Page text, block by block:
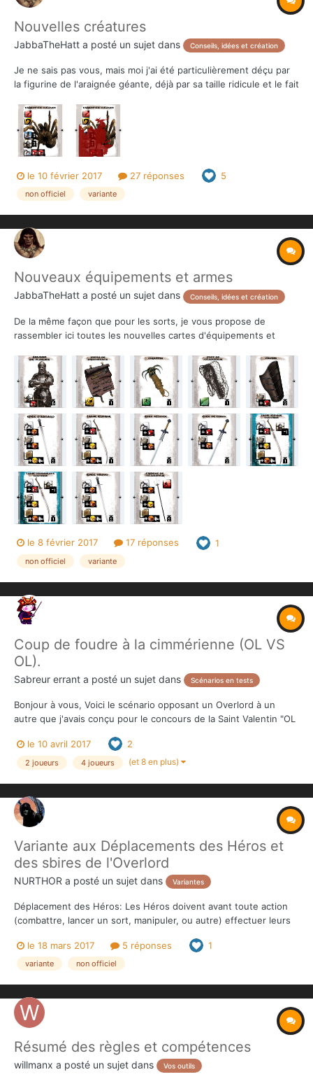
Nouvelles créatures
JabbaTheHatt a posté un sujet dans Conseils, idées et création
Je ne sais pas vous, mais moi j'ai été particulièrement déçu par
la figurine de l'araignée géante, déjà par sa taille ridicule et le fait
3D montré pendant la campagne. Je sais que dans la nouvelle,
elle fait la taille d'un gros...
le 10 février 2017 27 réponses 5
non officiel variante
Nouveaux équipements et armes
JabbaTheHatt a posté un sujet dans Conseils, idées et création
De la même façon que pour les sorts, je vous propose de
rassembler ici toutes les nouvelles cartes d'équipements et
le 8 février 2017 17 réponses 1
non officiel variante
Coup de foudre à la cimmérienne (OL VS
OL).
Sabreur errant a posté un sujet dans Scénarios en tests
Bonjour à vous, Voici le scénario opposant un Overlord à un
autre que j'avais conçu pour le concours de la Saint Valentin "OL
est basé sur la nouvelle "La Reine de la Côte noire". J'avais
pensé que l'unique histoire d'amour...
le 10 avril 2017 2
2 joueurs 4 joueurs (et 8 en plus)
Variante aux Déplacements des Héros et
des sbires de l'Overlord
NURTHOR a posté un sujet dans Variantes
Déplacement des Héros: Les Héros doivent avant toute action
(combattre, lancer un sort, manipuler, ou autre) effectuer leurs
perdus et les Héros doivent alors dépenser des gemmes pour
se déplacer après avoir effectué une autre action....
le 18 mars 2017 5 réponses 1
variante non officiel
Résumé des règles et compétences
willmanx a posté un sujet dans Vos outils